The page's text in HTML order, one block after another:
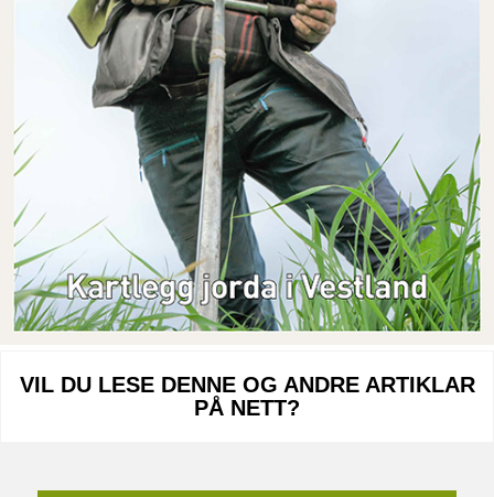
VIL DU LESE DENNE OG ANDRE ARTIKLAR
PÅ NETT?